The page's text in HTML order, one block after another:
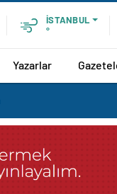
İSTANBUL
°
Yazarlar